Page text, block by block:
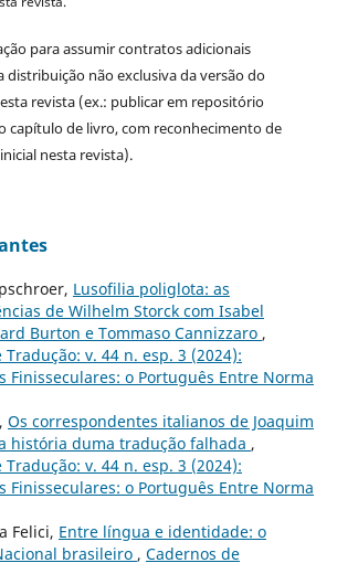
para assumir contratos adicionais
distribuição não exclusiva da versão do
revista (ex.: publicar em repositório
capítulo de livro, com reconhecimento de
nesta revista).
Lusofilia poliglota: as
de Wilhelm Storck com Isabel
Burton e Tommaso Cannizzaro ,
Tradução: v. 44 n. esp. 3 (2024):
Finisseculares: o Português Entre Norma
Os correspondentes italianos de Joaquim
história duma tradução falhada ,
Tradução: v. 44 n. esp. 3 (2024):
Finisseculares: o Português Entre Norma
Felici, Entre língua e identidade: o
brasileiro , Cadernos de